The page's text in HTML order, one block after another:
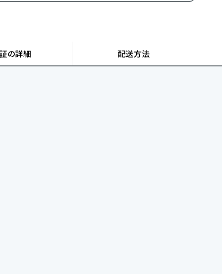
の詳細 配送方法